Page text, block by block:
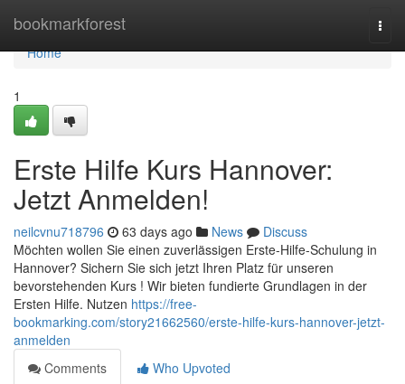
bookmarkforest
Home
Home
1
Erste Hilfe Kurs Hannover:
Jetzt Anmelden!
neilcvnu718796 63 days ago News
Discuss
Möchten wollen Sie einen zuverlässigen Erste-Hilfe-Schulung in
Hannover? Sichern Sie sich jetzt Ihren Platz für unseren
bevorstehenden Kurs ! Wir bieten fundierte Grundlagen in der
Ersten Hilfe. Nutzen https://free-
bookmarking.com/story21662560/erste-hilfe-kurs-hannover-jetzt-
anmelden
Comments
Who Upvoted